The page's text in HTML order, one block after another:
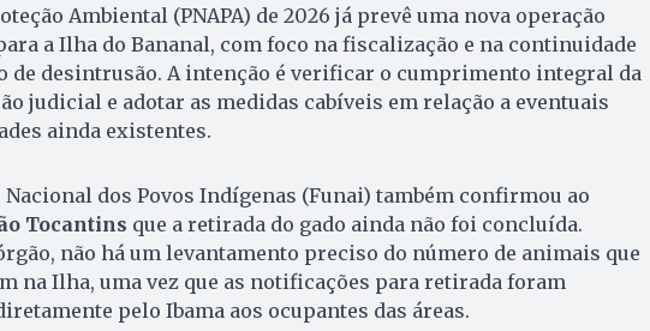
Ambiental (PNAPA) de 2026 já prevê uma nova operação
a Ilha do Bananal, com foco na fiscalização e na continuidade
de desintrusão. A intenção é verificar o cumprimento integral da
judicial e adotar as medidas cabíveis em relação a eventuais
ainda existentes.
Nacional dos Povos Indígenas (Funai) também confirmou ao
Tocantins que a retirada do gado ainda não foi concluída.
não há um levantamento preciso do número de animais que
na Ilha, uma vez que as notificações para retirada foram
pelo Ibama aos ocupantes das áreas.